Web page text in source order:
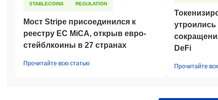
STABLECOINS REGULATION
Мост Stripe присоединился к
реестру ЕС MiCA, открыв евро-
стейблкоины в 27 странах
Прочитайте всю статью
DeFi
Прочитайте